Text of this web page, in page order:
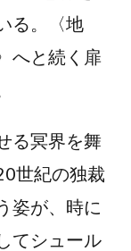
る。〈地
へと続く扉
る冥界を舞
世紀の独裁
姿が、時に
てシュール